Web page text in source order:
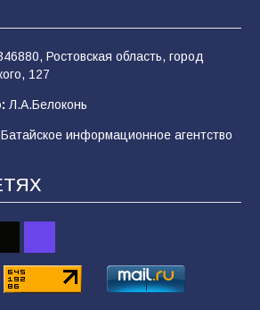
дорожные работы
в армии России в августе
Ростовская область, город
127
Л.А.Белоконь
информационное агентство